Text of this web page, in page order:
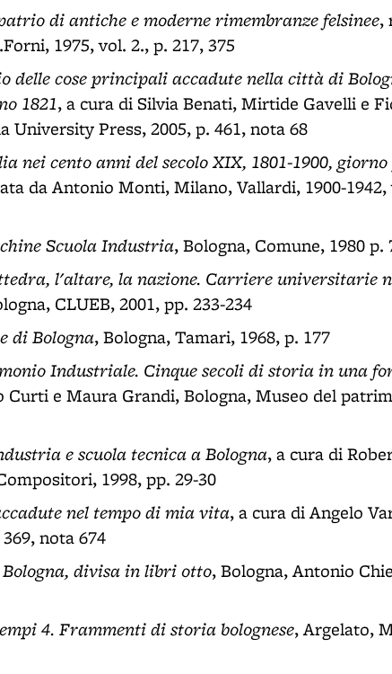
di antiche e moderne rimembranze felsinee,
1975, vol. 2., p. 217, 375
delle cose principali accadute nella città di
1821, a cura di Silvia Benati, Mirtide Gavelli e
University Press, 2005, p. 461, nota 68
nei cento anni del secolo XIX, 1801-1900,
da Antonio Monti, Milano, Vallardi, 1900-1942,
Scuola Industria, Bologna, Comune, 1980 p.
l'altare, la nazione. Carriere universitarie
CLUEB, 2001, pp. 233-234
di Bologna, Bologna, Tamari, 1968, p. 177
Industriale. Cinque secoli di storia in una
Curti e Maura Grandi, Bologna, Museo del
e scuola tecnica a Bologna, a cura di
1998, pp. 29-30
nel tempo di mia vita, a cura di Angelo
nota 674
divisa in libri otto, Bologna, Antonio
4. Frammenti di storia bolognese, Argelato,